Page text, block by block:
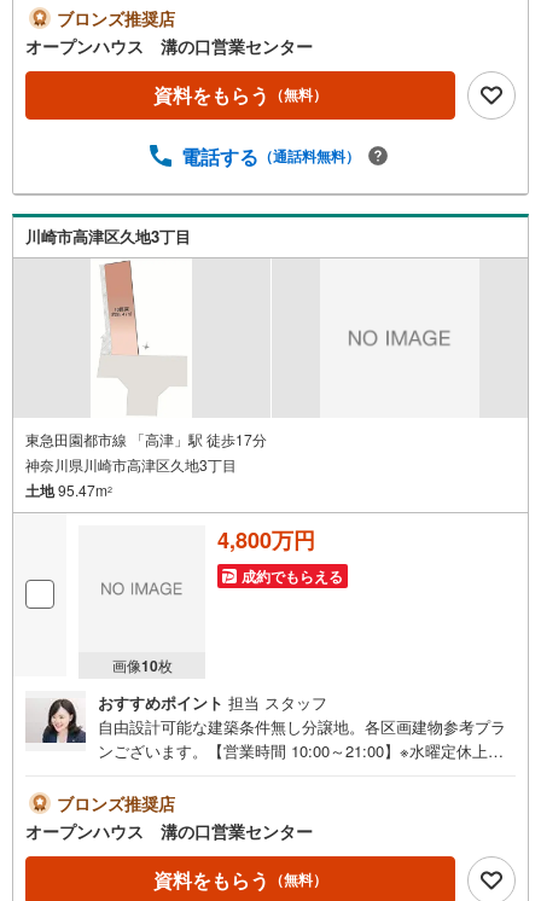
にご連絡ください！現地を見学される場合は「室内・現地
を見学する（無料）」ボタンよりご希望の日時をご記入い
ただけますとスムーズにご案内が可能です。◎現地のご案
内について・平日や夜遅い時間帯もご案内が可能 ※定休日
を除く・経験豊富なスタッフが物件詳細を丁寧にご説明い
送迎します。・チャイルドシートのご用意ございます。◎
方も大歓迎です！年間8000棟以上の限定物件を発表してい
るオープンハウスだから出会える物件が多数ございます。
ぜひお気軽にご連絡・ご相談ください！※限定物件:当社の
み、もしくは当社を含めた数社でのみご紹介可能なオープ
ンハウス・ディベロップメントの物件
ブロンズ推奨店
オープンハウス 溝の口営業センター
資料をもらう （無料）
電話する （通話料無料）
川崎市高津区久地3丁目
東急田園都市線 「高津」駅 徒歩17分
神奈川県川崎市高津区久地3丁目
土地95.47m2
画像10枚
4,800万円
成約でもらえる
おすすめポイント 担当 スタッフ
自由設計可能な建築条件無し分譲地。各区画建物参考プラ
ンございます。【営業時間 10:00～21:00】※水曜定休上記
にご連絡ください！現地を見学される場合は「室内・現地
を見学する（無料）」ボタンよりご希望の日時をご記入い
ただけますとスムーズにご案内が可能です。◎現地のご案
内について・平日や夜遅い時間帯もご案内が可能 ※定休日
を除く・経験豊富なスタッフが物件詳細を丁寧にご説明い
ブロンズ推奨店
オープンハウス 溝の口営業センター
資料をもらう （無料）